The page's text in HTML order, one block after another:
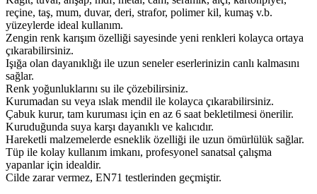
reçine, taş, mum, duvar, deri, strafor, polimer kil, kumaş v.b.
yüzeylerde ideal kullanım.
Zengin renk karışım özelliği sayesinde yeni renkleri kolayca ortaya
çıkarabilirsiniz.
Işığa olan dayanıklığı ile uzun seneler eserlerinizin canlı kalmasını
sağlar.
Renk yoğunluklarını su ile çözebilirsiniz.
Kurumadan su veya ıslak mendil ile kolayca çıkarabilirsiniz.
Çabuk kurur, tam kuruması için en az 6 saat bekletilmesi önerilir.
Kuruduğunda suya karşı dayanıklı ve kalıcıdır.
Hareketli malzemelerde esneklik özelliği ile uzun ömürlülük sağlar.
Tüp ile kolay kullanım imkanı, profesyonel sanatsal çalışma
yapanlar için idealdir.
Cilde zarar vermez, EN71 testlerinden geçmiştir.